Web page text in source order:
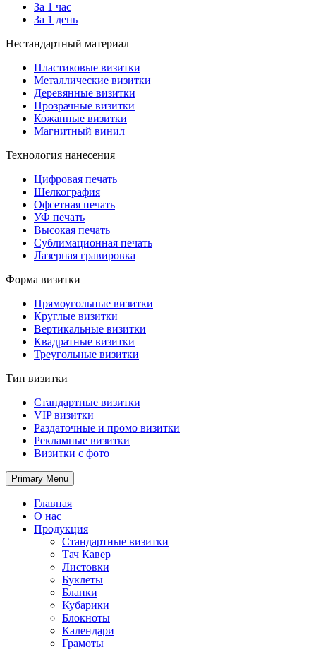
За 1 час
За 1 день
Нестандартный материал
Пластиковые визитки
Металлические визитки
Деревянные визитки
Прозрачные визитки
Кожанные визитки
Магнитный винил
Технология нанесения
Цифровая печать
Шелкография
Офсетная печать
УФ печать
Высокая печать
Сублимационная печать
Лазерная гравировка
Форма визитки
Прямоугольные визитки
Круглые визитки
Вертикальные визитки
Квадратные визитки
Треугольные визитки
Тип визитки
Стандартные визитки
VIP визитки
Раздаточные и промо визитки
Рекламные визитки
Визитки с фото
Primary Menu
Главная
О нас
Продукция
Стандартные визитки
Тач Кавер
Листовки
Буклеты
Бланки
Кубарики
Блокноты
Календари
Грамоты